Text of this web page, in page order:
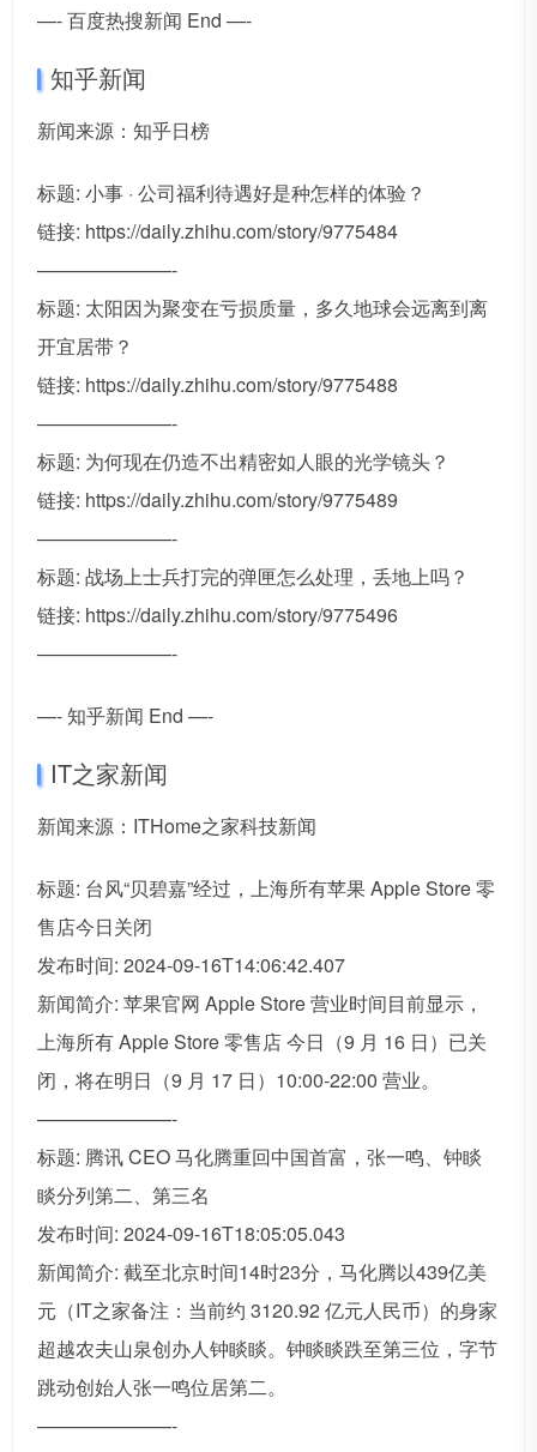
—- 百度热搜新闻 End —-
知乎新闻
新闻来源：知乎日榜
标题: 小事 · 公司福利待遇好是种怎样的体验？
链接: https://daily.zhihu.com/story/9775484
———————-
标题: 太阳因为聚变在亏损质量，多久地球会远离到离
开宜居带？
链接: https://daily.zhihu.com/story/9775488
———————-
标题: 为何现在仍造不出精密如人眼的光学镜头？
链接: https://daily.zhihu.com/story/9775489
———————-
标题: 战场上士兵打完的弹匣怎么处理，丢地上吗？
链接: https://daily.zhihu.com/story/9775496
———————-
—- 知乎新闻 End —-
IT之家新闻
新闻来源：ITHome之家科技新闻
标题: 台风“贝碧嘉”经过，上海所有苹果 Apple Store 零
售店今日关闭
发布时间: 2024-09-16T14:06:42.407
新闻简介: 苹果官网 Apple Store 营业时间目前显示，
上海所有 Apple Store 零售店 今日（9 月 16 日）已关
闭，将在明日（9 月 17 日）10:00-22:00 营业。
———————-
标题: 腾讯 CEO 马化腾重回中国首富，张一鸣、钟睒
睒分列第二、第三名
发布时间: 2024-09-16T18:05:05.043
新闻简介: 截至北京时间14时23分，马化腾以439亿美
元（IT之家备注：当前约 3120.92 亿元人民币）的身家
超越农夫山泉创办人钟睒睒。钟睒睒跌至第三位，字节
跳动创始人张一鸣位居第二。
———————-